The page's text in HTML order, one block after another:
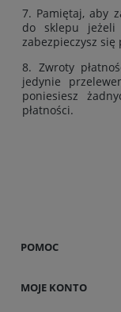
7. Pamiętaj, aby
do sklepu jeżeli
zabezpieczysz
8. Zwroty
jedynie
poniesiesz
płatności.
POMOC
MOJE KONTO